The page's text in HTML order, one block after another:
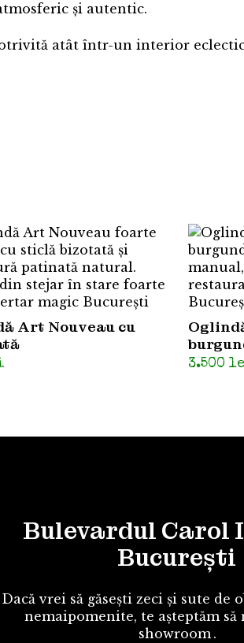
și autentic.
atât într-un interior
Art Nouveau cu
3.500
Bulevardul Carol
București
Dacă vrei să găsești zeci și sute de
nemaipomenite, te așteptăm
showroom .